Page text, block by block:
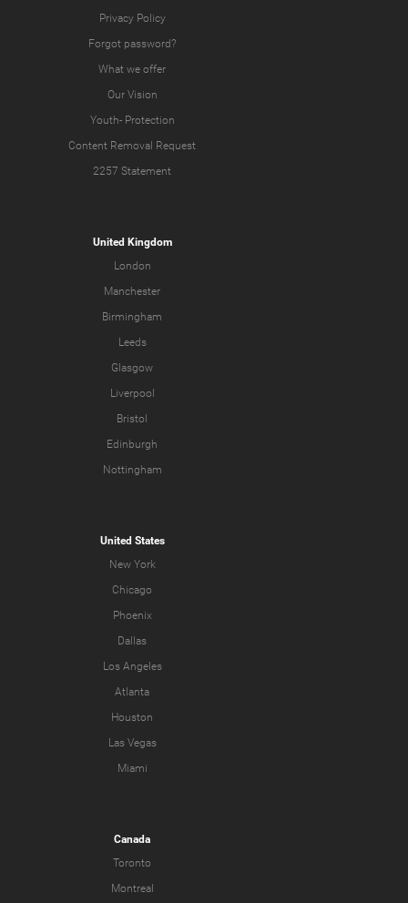
Privacy Policy
Forgot password?
What we offer
Our Vision
Youth- Protection
Content Removal Request
2257 Statement
United Kingdom
London
Manchester
Birmingham
Leeds
Glasgow
Liverpool
Bristol
Edinburgh
Nottingham
United States
New York
Chicago
Phoenix
Dallas
Los Angeles
Atlanta
Houston
Las Vegas
Miami
Canada
Toronto
Montreal